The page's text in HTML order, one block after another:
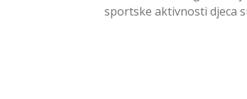
sportske aktivnosti djeca